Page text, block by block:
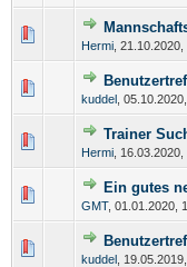
Hermi 21.10.2020,
kuddel
Trainer
Hermi 16.03.2020,
Ein gutes
GMT, 01.01.2020,
kuddel